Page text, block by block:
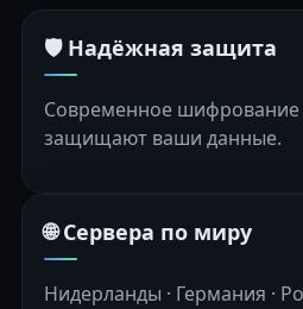
🛡️ Надёжная защита
Современное шифрование
защищают ваши данные.
🌐 Сервера по миру
Нидерланды · Германия ·